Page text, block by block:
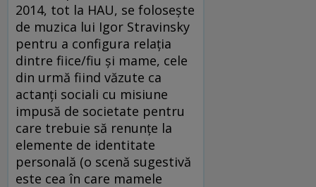
2014, tot la HAU, se foloseşte
de muzica lui Igor Stravinsky
pentru a configura relaţia
dintre fiice/fiu şi mame, cele
din urmă fiind văzute ca
actanţi sociali cu misiune
impusă de societate pentru
care trebuie să renunţe la
elemente de identitate
personală (o scenă sugestivă
este cea în care mamele